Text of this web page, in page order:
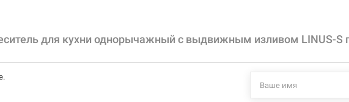
для кухни однорычажный с выдвижным изливом LINUS-S